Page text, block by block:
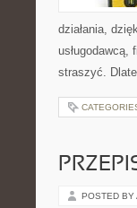
działania,
usługodawcą,
straszyć.
POSTED BY